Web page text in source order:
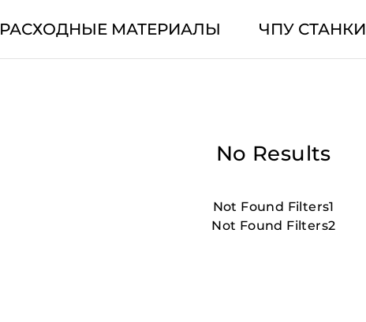
РАСХОДНЫЕ МАТЕРИАЛЫ ЧПУ СТАНКИ
No Results
Not Found Filters1
Not Found Filters2